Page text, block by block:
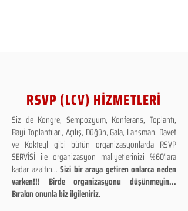
RSVP (LCV) HİZMETLERİ
Siz de Kongre, Sempozyum, Konferans, Toplantı,
Bayi Toplantıları, Açılış, Düğün, Gala, Lansman, Davet
ve Kokteyl gibi bütün organizasyonlarda RSVP
SERVİSİ ile organizasyon maliyetlerinizi %60'lara
kadar azaltın...Sizi bir araya getiren onlarca neden
varken!!! Birde organizasyonu düşünmeyin...
Bırakın onunla biz ilgileniriz.